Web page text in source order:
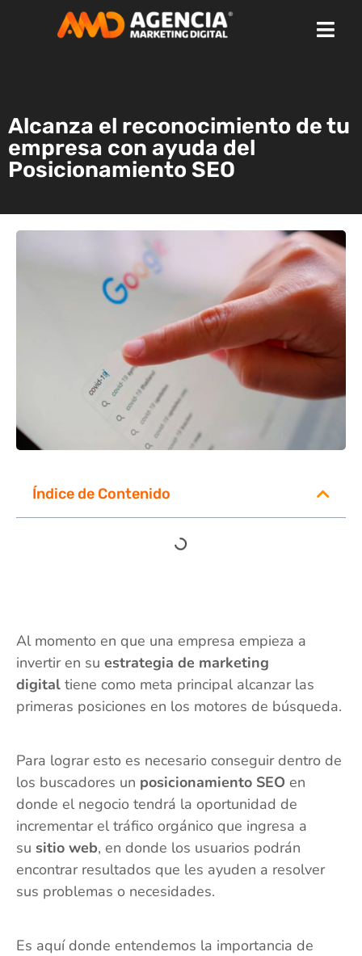
Alcanza el reconocimiento de tu
empresa con ayuda del
Posicionamiento SEO
Índice de Contenido
Al momento en que una empresa empieza a
invertir en su estrategia de marketing
digital tiene como meta principal alcanzar las
primeras posiciones en los motores de búsqueda.
Para lograr esto es necesario conseguir dentro de
los buscadores un posicionamiento SEO en
donde el negocio tendrá la oportunidad de
incrementar el tráfico orgánico que ingresa a
su sitio web, en donde los usuarios podrán
encontrar resultados que les ayuden a resolver
sus problemas o necesidades.
Es aquí donde entendemos la importancia de